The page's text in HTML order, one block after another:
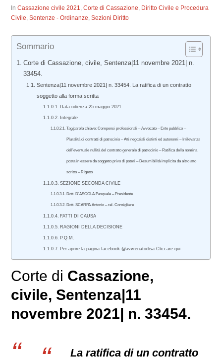
InCassazione civile 2021,Corte di Cassazione, Diritto Civile e Procedura
Civile,Sentenze - Ordinanze,Sezioni Diritto
Sommario
Corte di Cassazione, civile, Sentenza|11 novembre 2021| n.
33454.
Sentenza|11 novembre 2021| n. 33454. La ratifica di un contratto
soggetto alla forma scritta
Data udienza 25 maggio 2021
Integrale
Tag/parola chiave: Compensi professionali – Avvocato – Ente pubblico –
Pluralità di contratti di patrocinio – Atti negoziali distinti ed autonomi – Irrilevanza
dell’eventuale nullità del contratto generale di patrocinio – Ratifica della nomina
posta in essere da soggetto privo di poteri – Desumibilità implicita da altro atto
scritto – Rigetto
SEZIONE SECONDA CIVILE
Dott. D’ASCOLA Pasquale – Presidente
Dott. SCARPA Antonio – rel. Consigliere
FATTI DI CAUSA
RAGIONI DELLA DECISIONE
P.Q.M.
Per aprire la pagina facebook @avvrenatodisa Cliccare qui
Corte di Cassazione,
civile, Sentenza|11
novembre 2021| n. 33454.
La ratifica di un contratto